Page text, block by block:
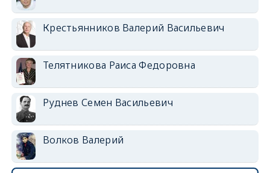
Крестьянников Валерий Васильевич
Телятникова Раиса Федоровна
Руднев Семен Васильевич
Волков Валерий